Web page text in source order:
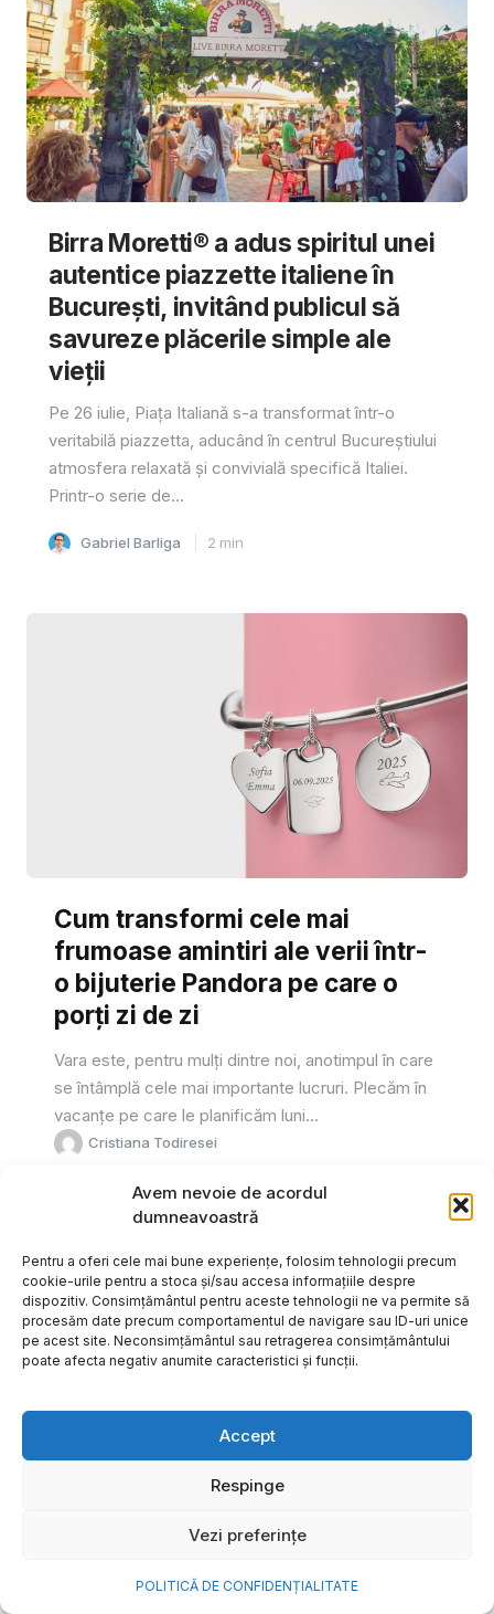
Avem nevoie de acordul
dumneavoastră
Pentru a oferi cele mai bune experiențe, folosim tehnologii precum
cookie-urile pentru a stoca și/sau accesa informațiile despre
dispozitiv. Consimțământul pentru aceste tehnologii ne va permite să
procesăm date precum comportamentul de navigare sau ID-uri unice
pe acest site. Neconsimțământul sau retragerea consimțământului
poate afecta negativ anumite caracteristici și funcții.
Accept
Respinge
Vezi preferințe
POLITICĂ DE CONFIDENȚIALITATE
Birra Moretti® a adus spiritul unei
autentice piazzette italiene în
București, invitând publicul să
savureze plăcerile simple ale
vieții
Pe 26 iulie, Piața Italiană s-a transformat într-o
veritabilă piazzetta, aducând în centrul Bucureștiului
atmosfera relaxată și convivială specifică Italiei.
Printr-o serie de...
Gabriel Barliga 2 min
Cum transformi cele mai
frumoase amintiri ale verii într-
o bijuterie Pandora pe care o
porți zi de zi
Vara este, pentru mulți dintre noi, anotimpul în care
se întâmplă cele mai importante lucruri. Plecăm în
vacanțe pe care le planificăm luni...
Cristiana Todiresei
de investiții de un miliard de
euro și o nouă promisiune de